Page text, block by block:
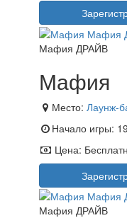
Мафия ДРАЙВ
Мафия
Место: Лаунж-
Начало игры:
Цена:
Мафия ДРАЙВ